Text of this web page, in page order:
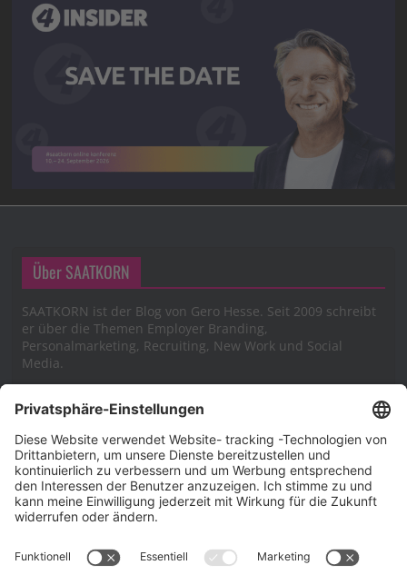
Über SAATKORN
SAATKORN ist der Blog von Gero Hesse. Seit 2009 schreibt
er über die Themen Employer Branding,
Personalmarketing, Recruiting, New Work und Social
Media.
Impressum
Impressum
Cookie-Richtlinie (EU)